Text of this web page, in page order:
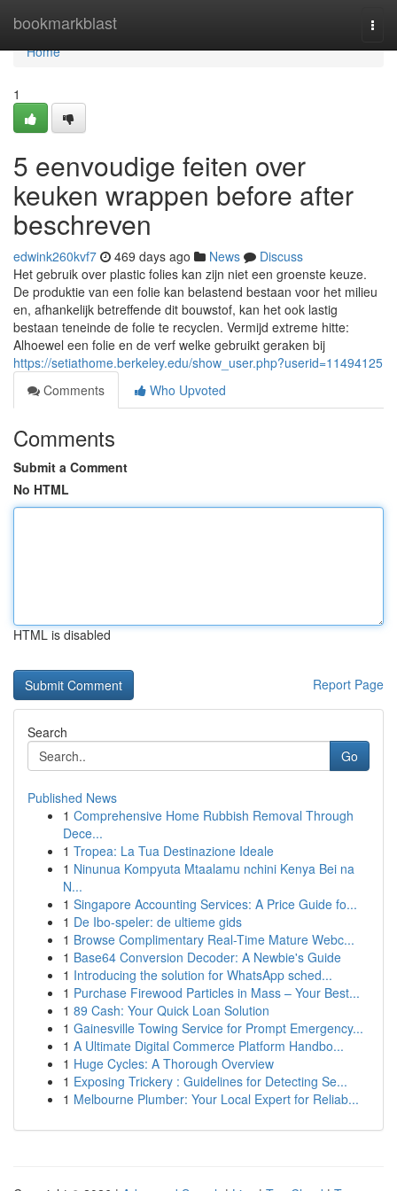
bookmarkblast
Home
Home
1
5 eenvoudige feiten over
keuken wrappen before after
beschreven
edwink260kvf7 469 days ago News
Discuss
Het gebruik over plastic folies kan zijn niet een groenste keuze.
De produktie van een folie kan belastend bestaan voor het milieu
en, afhankelijk betreffende dit bouwstof, kan het ook lastig
bestaan teneinde de folie te recyclen. Vermijd extreme hitte:
Alhoewel een folie en de verf welke gebruikt geraken bij
https://setiathome.berkeley.edu/show_user.php?userid=11494125
Comments
Who Upvoted
Comments
Submit a Comment
No HTML
HTML is disabled
Report Page
Search
Go
Published News
1 Comprehensive Home Rubbish Removal Through
Dece...
1 Tropea: La Tua Destinazione Ideale
1 Ninunua Kompyuta Mtaalamu nchini Kenya Bei na
N...
1 Singapore Accounting Services: A Price Guide fo...
1 De Ibo-speler: de ultieme gids
1 Browse Complimentary Real-Time Mature Webc...
1 Base64 Conversion Decoder: A Newbie's Guide
1 Introducing the solution for WhatsApp sched...
1 Purchase Firewood Particles in Mass – Your Best...
1 89 Cash: Your Quick Loan Solution
1 Gainesville Towing Service for Prompt Emergency...
1 A Ultimate Digital Commerce Platform Handbo...
1 Huge Cycles: A Thorough Overview
1 Exposing Trickery : Guidelines for Detecting Se...
1 Melbourne Plumber: Your Local Expert for Reliab...